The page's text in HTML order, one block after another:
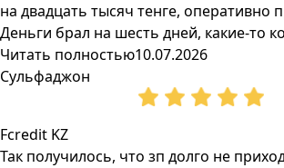
на двадцать тысяч тенге, оперативно
Деньги брал на шесть дней, какие-то
Читать полностью10.07.2026
Сульфаджон
Fcredit KZ
Так получилось, что зп долго не